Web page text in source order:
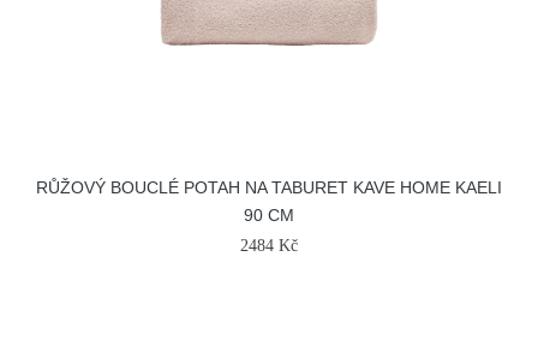
RŮŽOVÝ BOUCLÉ POTAH NA TABURET KAVE HOME KAELI
90 CM
2484 Kč